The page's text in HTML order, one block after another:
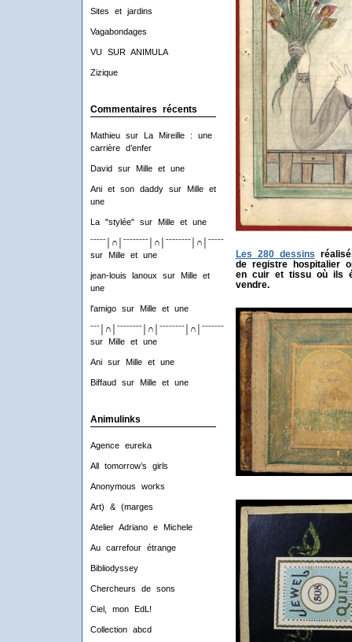
Sites et jardins
Vagabondages
VU SUR ANIMULA
Zizique
Commentaires récents
Mathieusur
La Mireille : une
carrière d’enfer
David sur Mille et une
Ani et son daddysur
Mille et
une
La "stylée"sur Mille et une
ˉˉˉˉˉ│∩│ˉˉˉˉˉˉˉˉ│∩│ˉˉˉˉˉˉˉˉ│∩│ˉˉˉˉˉˉˉˉ│∩│ˉˉˉˉ
sur
Mille et une
jean-louis lanoux sur
Mille et
une
l'amigosur Mille et une
ˉˉˉ│∩│ˉˉˉˉˉˉˉˉ│∩│ˉˉˉˉˉˉˉˉ│∩│ˉˉˉˉˉˉˉˉ│∩│ˉˉˉ
sur
Mille et une
Anisur Mille et une
Biffaud sur Mille et une
Animulinks
Agence eureka
All tomorrow’s girls
Anonymous works
Art) & (marges
Atelier Adriano e Michele
Au carrefour étrange
Bibliodyssey
Chercheurs de sons
Ciel, mon EdL!
Collection abcd
Les 280 dessins
de registre hospitalier
en cuir et tissu où ils
vendre.